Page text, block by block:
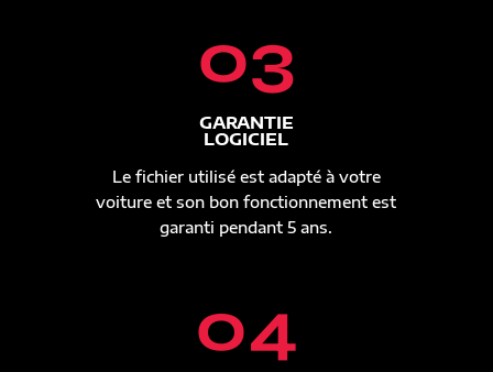
03
GARANTIE
LOGICIEL
Le fichier utilisé est adapté à votre
voiture et son bon fonctionnement est
garanti pendant 5 ans.
04